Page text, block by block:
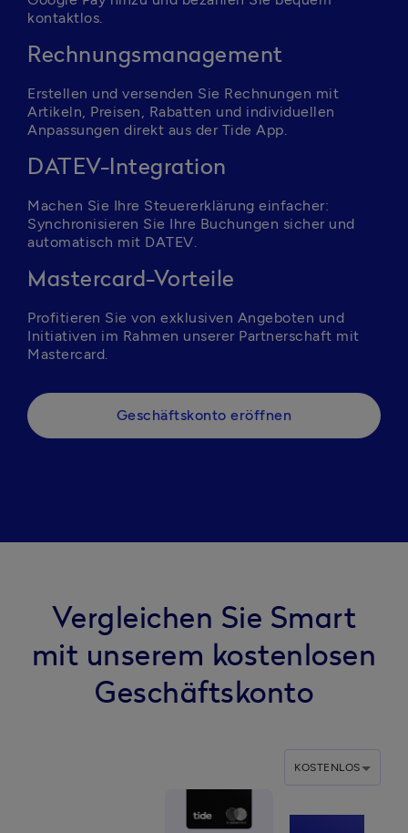
kontaktlos.
Rechnungsmanagement
Erstellen und versenden Sie Rechnungen mit
Artikeln, Preisen, Rabatten und individuellen
Anpassungen direkt aus der Tide App.
DATEV-Integration
Machen Sie Ihre Steuererklärung einfacher:
Synchronisieren Sie Ihre Buchungen sicher und
automatisch mit DATEV.
Mastercard-Vorteile
Profitieren Sie von exklusiven Angeboten und
Initiativen im Rahmen unserer Partnerschaft mit
Geschäftskonto eröffnen
Vergleichen Sie Smart
mit unserem kostenlosen
Geschäftskonto
KOSTENLOS